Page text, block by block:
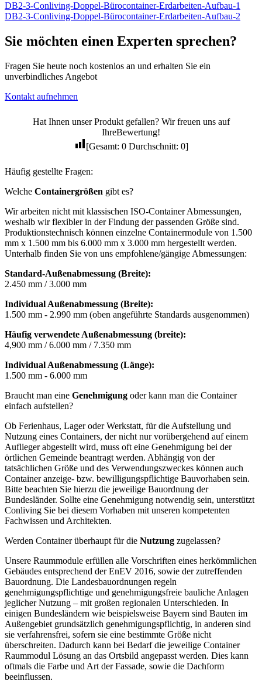
DB2-3-Conliving-Doppel-Bürocontainer-Erdarbeiten-Aufbau-1
DB2-3-Conliving-Doppel-Bürocontainer-Erdarbeiten-Aufbau-2
Sie möchten einen Experten sprechen?
Fragen Sie heute noch kostenlos an und erhalten Sie ein
unverbindliches Angebot
Kontakt aufnehmen
Hat Ihnen unser Produkt gefallen? Wir freuen uns auf
IhreBewertung!
[Gesamt: 0Durchschnitt: 0]
Häufig gestellte Fragen:
Welche Containergrößen gibt es?
Wir arbeiten nicht mit klassischen ISO-Container Abmessungen,
weshalb wir flexibler in der Findung der passenden Größe sind.
Produktionstechnisch können einzelne Containermodule von 1.500
mm x 1.500 mm bis 6.000 mm x 3.000 mm hergestellt werden.
Unterhalb finden Sie von uns empfohlene/gängige Abmessungen:
Standard-Außenabmessung (Breite):
2.450 mm / 3.000 mm
Individual Außenabmessung (Breite):
1.500 mm - 2.990 mm (oben angeführte Standards ausgenommen)
Häufig verwendete Außenabmessung (breite):
4,900 mm / 6.000 mm / 7.350 mm
Individual Außenabmessung (Länge):
1.500 mm - 6.000 mm
Braucht man eine Genehmigung oder kann man die Container
einfach aufstellen?
Ob Ferienhaus, Lager oder Werkstatt, für die Aufstellung und
Nutzung eines Containers, der nicht nur vorübergehend auf einem
Auflieger abgestellt wird, muss oft eine Genehmigung bei der
örtlichen Gemeinde beantragt werden. Abhängig von der
tatsächlichen Größe und des Verwendungszweckes können auch
Container anzeige- bzw. bewilligungspflichtige Bauvorhaben sein.
Bitte beachten Sie hierzu die jeweilige Bauordnung der
Bundesländer. Sollte eine Genehmigung notwendig sein, unterstützt
Conliving Sie bei diesem Vorhaben mit unseren kompetenten
Fachwissen und Architekten.
Werden Container überhaupt für die Nutzung zugelassen?
Unsere Raummodule erfüllen alle Vorschriften eines herkömmlichen
Gebäudes entsprechend der EnEV 2016, sowie der zutreffenden
Bauordnung. Die Landesbauordnungen regeln
genehmigungspflichtige und genehmigungsfreie bauliche Anlagen
jeglicher Nutzung – mit großen regionalen Unterschieden. In
einigen Bundesländern wie beispielsweise Bayern sind Bauten im
Außengebiet grundsätzlich genehmigungspflichtig, in anderen sind
sie verfahrensfrei, sofern sie eine bestimmte Größe nicht
überschreiten. Dadurch kann bei Bedarf die jeweilige Container
Raummodul Lösung an das Ortsbild angepasst werden. Dies kann
oftmals die Farbe und Art der Fassade, sowie die Dachform
beeinflussen.